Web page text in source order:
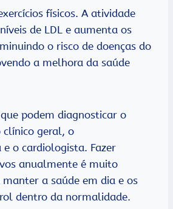
físicos. A atividade
de LDL e aumenta os
o risco de doenças do
a melhora da saúde
podem diagnosticar o
clínico geral, o
o cardiologista. Fazer
anualmente é muito
a saúde em dia e os
dentro da normalidade.